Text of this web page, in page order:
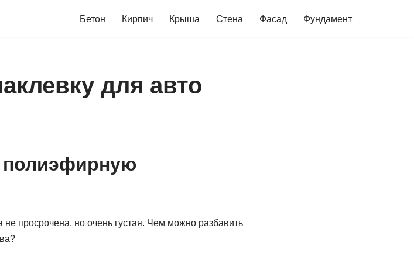
Бетон Кирпич Крыша Стена Фасад Фундамент
для авто
полиэфирную
просрочена, но очень густая. Чем можно разбавить